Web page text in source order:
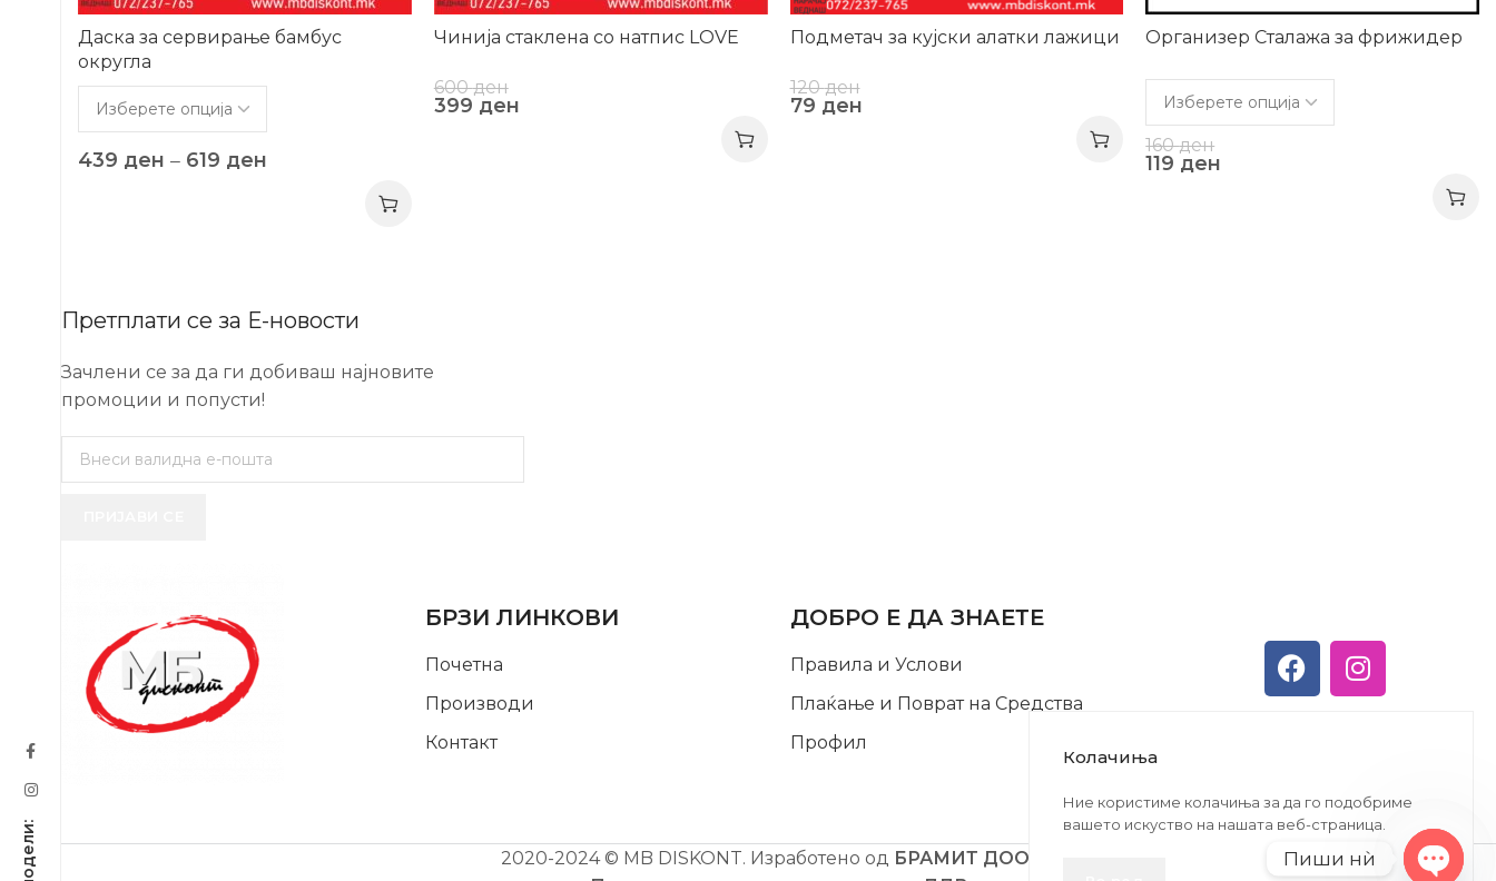
Даска за сервирање бамбус
округла
439 ден – 619 ден
Чинија стаклена со натпис LOVE
600ден
399 ден
Подметач за кујски алатки лажици
120ден
79 ден
Организер Сталажа за фрижидер
160ден
119 ден
Претплати се за Е-новости
Зачлени се за да ги добиваш најновите
промоции и попусти!
БРЗИ ЛИНКОВИ
Почетна
Производи
Контакт
ДОБРО Е ДА ЗНАЕТЕ
Правила и Услови
Плаќање и Поврат на Средства
Профил
2020-2024 © MB DISKONT. Изработено од БРАМИТ ДООЕЛ
Колачиња
Ние користиме колачиња за да го подобриме
вашето искуство на нашата веб-страница.
Пиши нѝ